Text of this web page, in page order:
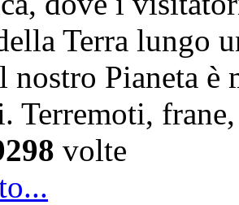
Terra lungo
nostro Pianeta è
Terremoti,
volte